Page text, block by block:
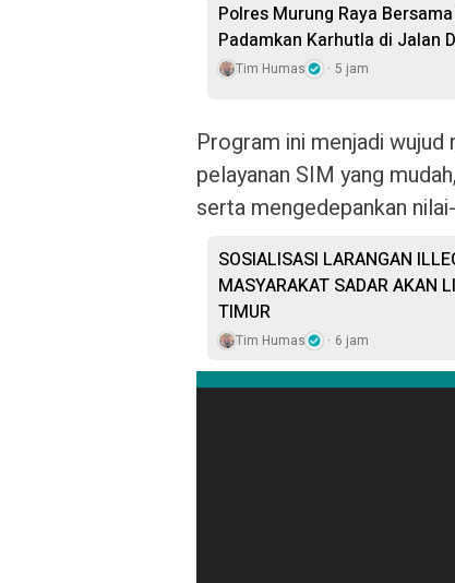
Polres Murung Raya
Padamkan Karhutla di Jalan
Tim Humas 5 jam
Program ini menjadi
pelayanan SIM yang
serta mengedepankan
SOSIALISASI LARANGAN
MASYARAKAT SADAR AKAN
TIMUR
Tim Humas 6 jam